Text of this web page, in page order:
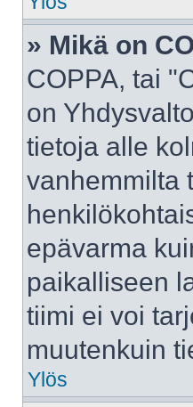
» Mikä on
COPPA, tai
on
tietoja alle
vanhemmilta
epävarma
paikalliseen
tiimi ei voi
muutenkuin
Ylös